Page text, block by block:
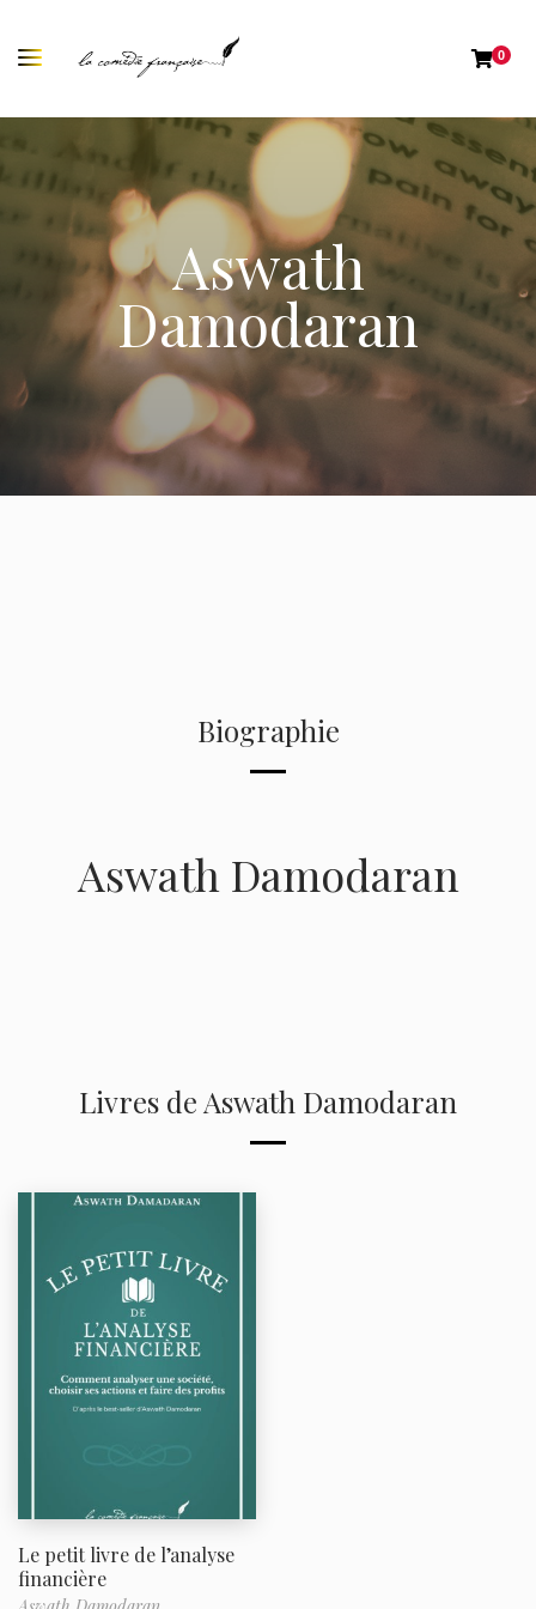
0
Aswath
Damodaran
Biographie
Aswath Damodaran
Livres de Aswath Damodaran
Le petit livre de l’analyse
financière